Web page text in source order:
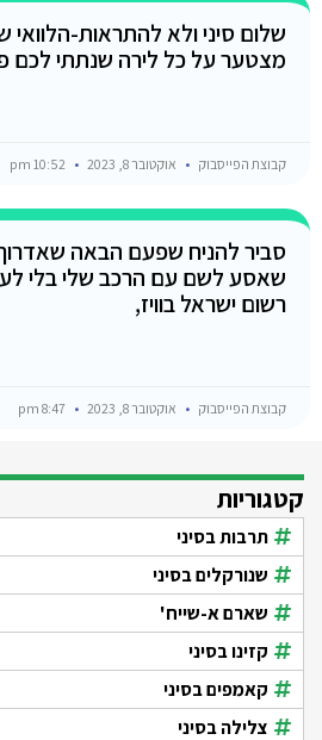
שלום סיני ולא להתראות-הלוואי
מצטער על כל לירה שנתתי לכם
קבוצת הפייסבוק אוקטובר 8, 2023
סביר להניח שפעם הבאה שאדרוך
שאסע לשם עם הרכב שלי בלי
רשום ישראל בוויז,
קבוצת הפייסבוק אוקטובר 8, 2023
קטגוריות
תרבות בסיני
שנורקלים בסיני
שארם א-שייח'
קזינו בסיני
קאמפים בסיני
צלילה בסיני